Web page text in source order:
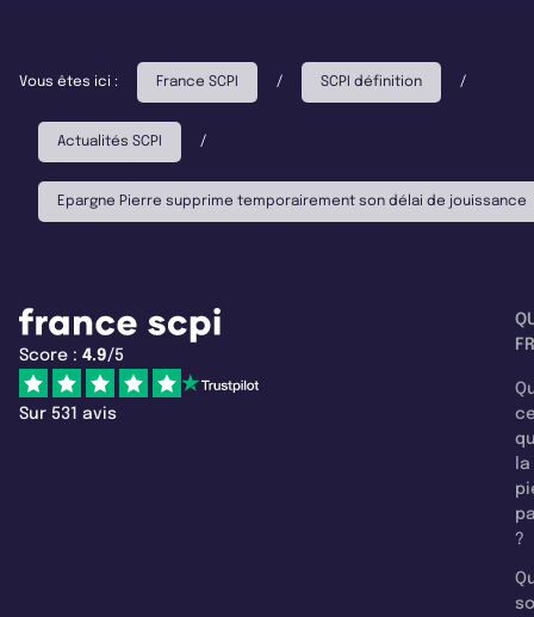
Vous êtes ici : France SCPI / SCPI définition /
Actualités SCPI /
Epargne Pierre supprime temporairement son délai de jouissance
Score : 4.9/5
Sur 531 avis
la
?